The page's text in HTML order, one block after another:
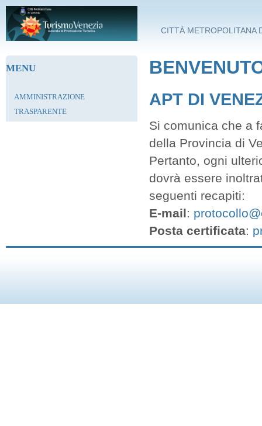
Salta al contenuto principale
CITTÀ METROPOLITANA
MENU
AMMINISTRAZIONE
TRASPARENTE
APT DI
Si comunica che a
della Provincia di
Pertanto, ogni
dovrà essere
seguenti recapiti:
E-mail:
Posta certificata: